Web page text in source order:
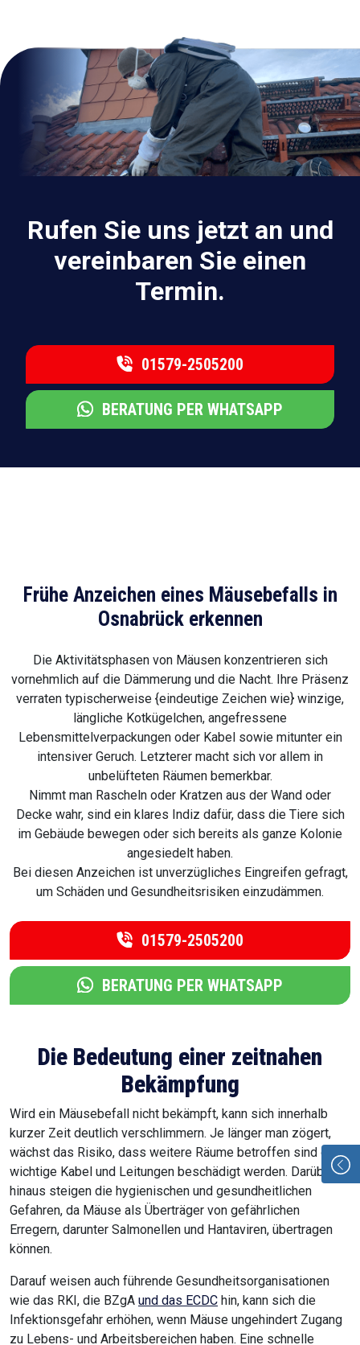
Rufen Sie uns jetzt an und
vereinbaren Sie einen
Termin.
01579-2505200
BERATUNG PER WHATSAPP
Frühe Anzeichen eines Mäusebefalls in
Osnabrück erkennen
Die Aktivitätsphasen von Mäusen konzentrieren sich
vornehmlich auf die Dämmerung und die Nacht. Ihre Präsenz
verraten typischerweise {eindeutige Zeichen wie} winzige,
längliche Kotkügelchen, angefressene
Lebensmittelverpackungen oder Kabel sowie mitunter ein
intensiver Geruch. Letzterer macht sich vor allem in
unbelüfteten Räumen bemerkbar.
Nimmt man Rascheln oder Kratzen aus der Wand oder
Decke wahr, sind ein klares Indiz dafür, dass die Tiere sich
im Gebäude bewegen oder sich bereits als ganze Kolonie
angesiedelt haben.
Bei diesen Anzeichen ist unverzügliches Eingreifen gefragt,
um Schäden und Gesundheitsrisiken einzudämmen.
01579-2505200
BERATUNG PER WHATSAPP
Die Bedeutung einer zeitnahen
Bekämpfung
Wird ein Mäusebefall nicht bekämpft, kann sich innerhalb
kurzer Zeit deutlich verschlimmern. Je länger man zögert,
wächst das Risiko, dass weitere Räume betroffen sind oder
wichtige Kabel und Leitungen beschädigt werden. Darüber
hinaus steigen die hygienischen und gesundheitlichen
Gefahren, da Mäuse als Überträger von gefährlichen
Erregern, darunter Salmonellen und Hantaviren, übertragen
können.
Darauf weisen auch führende Gesundheitsorganisationen
wie das RKI, die BZgA und das ECDC hin, kann sich die
Infektionsgefahr erhöhen, wenn Mäuse ungehindert Zugang
zu Lebens- und Arbeitsbereichen haben. Eine schnelle